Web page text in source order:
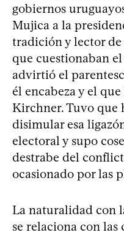
gobiernos
Mujica a la
tradición y lector
que cuestionaban
advirtió el
él encabeza y el
Kirchner. Tuvo que
disimular esa
electoral y supo
destrabe del
ocasionado por las
La naturalidad con
se relaciona con las